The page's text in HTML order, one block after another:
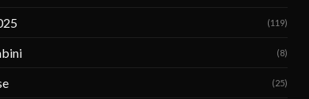
(119)
(8)
(25)